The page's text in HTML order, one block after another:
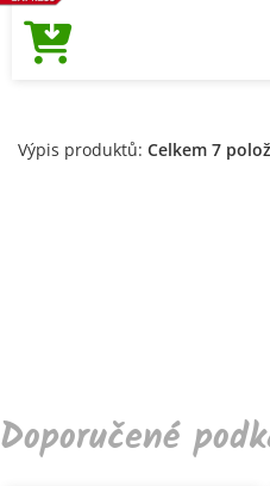
Výpis produktů: Celkem 7
Doporučené